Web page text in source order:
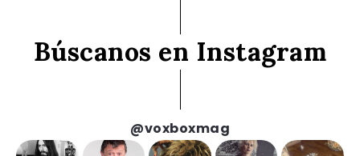
Búscanos en Instagram
@voxboxmag